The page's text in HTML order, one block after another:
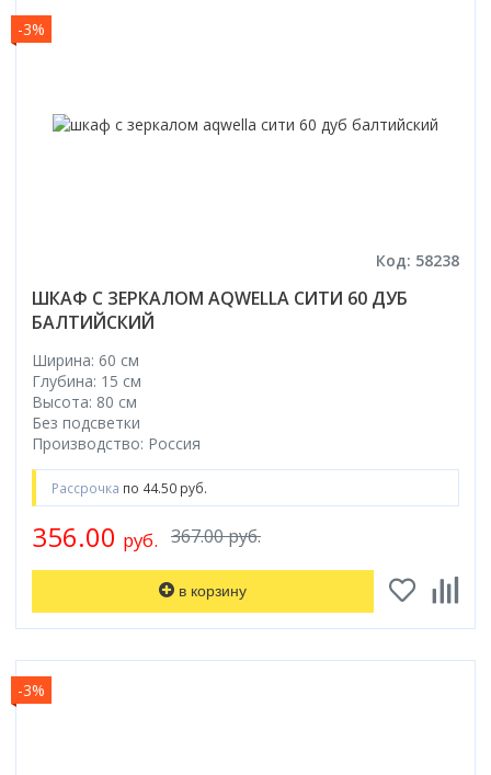
-3%
Код: 58238
ШКАФ С ЗЕРКАЛОМ AQWELLA СИТИ 60 ДУБ
БАЛТИЙСКИЙ
Ширина: 60 см
Глубина: 15 см
Высота: 80 см
Без подсветки
Производство: Россия
Рассрочка по 44.50 руб.
367.00 руб.
356.00 руб.
в корзину
-3%